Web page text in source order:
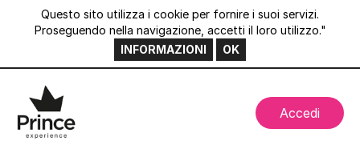
Questo sito utilizza i cookie per fornire i suoi servizi.
Proseguendo nella navigazione, accetti il loro utilizzo."
INFORMAZIONI
OK
Accedi